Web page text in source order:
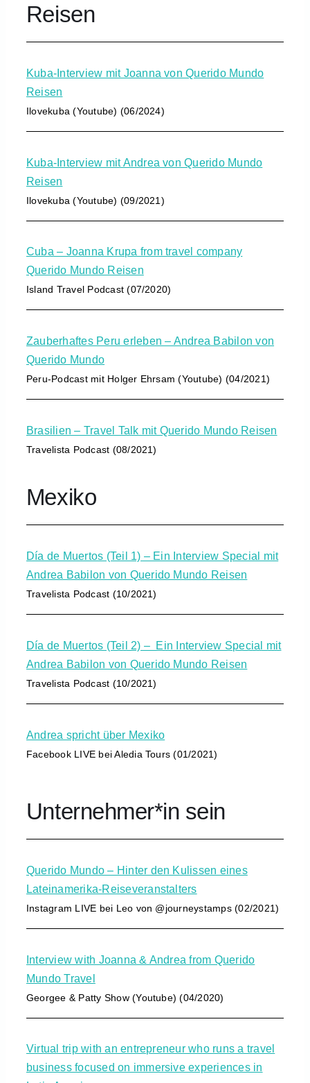
Reisen
Kuba-Interview mit Joanna von Querido Mundo
Reisen
Ilovekuba (Youtube) (06/2024)
Kuba-Interview mit Andrea von Querido Mundo
Reisen
Ilovekuba (Youtube) (09/2021)
Cuba – Joanna Krupa from travel company
Querido Mundo Reisen
Island Travel Podcast (07/2020)
Zauberhaftes Peru erleben – Andrea Babilon von
Querido Mundo
Peru-Podcast mit Holger Ehrsam (Youtube) (04/2021)
Brasilien – Travel Talk mit Querido Mundo Reisen
Travelista Podcast (08/2021)
Mexiko
Día de Muertos (Teil 1) – Ein Interview Special mit
Andrea Babilon von Querido Mundo Reisen
Travelista Podcast (10/2021)
Día de Muertos (Teil 2) – Ein Interview Special mit
Andrea Babilon von Querido Mundo Reisen
Travelista Podcast (10/2021)
Andrea spricht über Mexiko
Facebook LIVE bei Aledia Tours (01/2021)
Unternehmer*in sein
Querido Mundo – Hinter den Kulissen eines
Lateinamerika-Reiseveranstalters
Instagram LIVE bei Leo von @journeystamps (02/2021)
Interview with Joanna & Andrea from Querido
Mundo Travel
Georgee & Patty Show (Youtube) (04/2020)
Virtual trip with an entrepreneur who runs a travel
business focused on immersive experiences in